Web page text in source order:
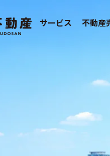
サービス 不動産